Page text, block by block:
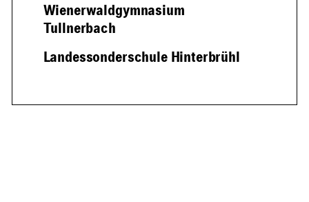
Wienerwaldgymnasium
Tullnerbach
Landessonderschule Hinterbrühl